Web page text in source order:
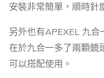
安裝非常簡單，順時針
另外也有APEXEL 九合
在於九合一多了兩顆鏡
可以搭配使用。